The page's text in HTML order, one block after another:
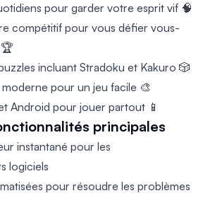
pour garder votre esprit vif 🧠
compétitif pour vous défier vous-
incluant Stradoku et Kakuro 🎲
pour un jeu facile 🎨
Android pour jouer partout 📱
principales
instantané pour les
logiciels
pour résoudre les problèmes